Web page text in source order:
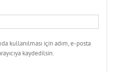
kullanılması için adım, e-posta
kaydedilsin.